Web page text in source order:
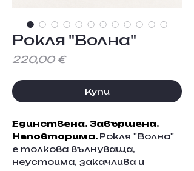
Рокля "Волна"
220,00 €Цена
Купи
Единствена. Завършена.
Неповторима. Рокля "Волна"
е толкова вълнуваща,
неустоима, закачлива и